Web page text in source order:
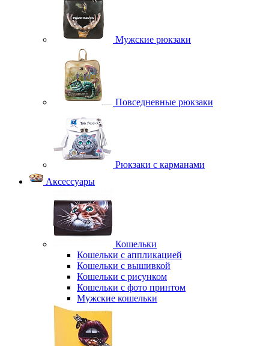
Мужские рюкзаки
Повседневные рюкзаки
Рюкзаки с карманами
Аксессуары
Кошельки
Кошельки с аппликацией
Кошельки с вышивкой
Кошельки с рисунком
Кошельки с фото принтом
Мужские кошельки